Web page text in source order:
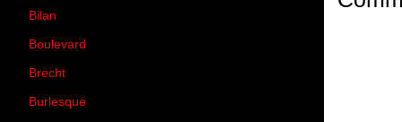
Bilan
Boulevard
Brecht
Burlesque